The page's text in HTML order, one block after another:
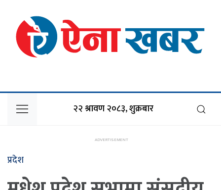
२२ श्रावण २०८३, शुक्रबार
प्रदेश